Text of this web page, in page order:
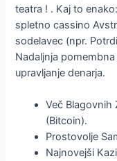
teatra ! . Kaj to
spletno cassino
sodelavec (npr.
Nadaljnja
upravljanje denarja.
Več Blagovnih
(Bitcoin).
Prostovolje
Najnovejši